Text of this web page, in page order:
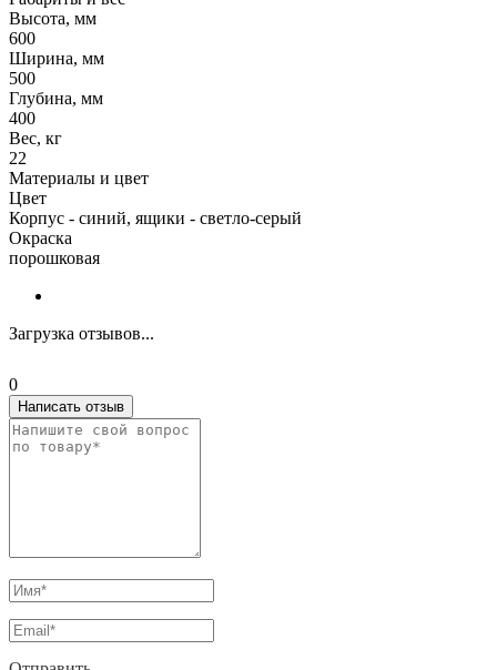
Высота, мм
600
Ширина, мм
500
Глубина, мм
400
Вес, кг
22
Материалы и цвет
Цвет
Корпус - синий, ящики - светло-серый
Окраска
порошковая
Загрузка отзывов...
0
Написать отзыв